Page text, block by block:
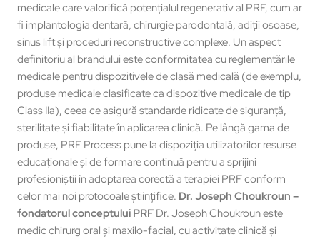
medicale care valorifică potențialul regenerativ al PRF, cum ar
fi implantologia dentară, chirurgie parodontală, adiții osoase,
sinus lift și proceduri reconstructive complexe. Un aspect
definitoriu al brandului este conformitatea cu reglementările
medicale pentru dispozitivele de clasă medicală (de exemplu,
produse medicale clasificate ca dispozitive medicale de tip
Class IIa), ceea ce asigură standarde ridicate de siguranță,
sterilitate și fiabilitate în aplicarea clinică. Pe lângă gama de
produse, PRF Process pune la dispoziția utilizatorilor resurse
educaționale și de formare continuă pentru a sprijini
profesioniștii în adoptarea corectă a terapiei PRF conform
celor mai noi protocoale științifice. Dr. Joseph Choukroun –
fondatorul conceptului PRF Dr. Joseph Choukroun este
medic chirurg oral și maxilo-facial, cu activitate clinică și